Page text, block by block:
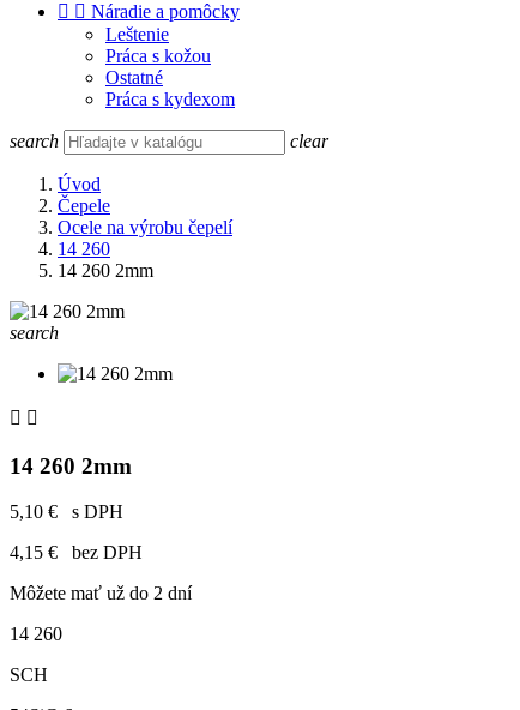
  Náradie a pomôcky
Leštenie
Práca s kožou
Ostatné
Práca s kydexom
search clear
Úvod
Čepele
Ocele na výrobu čepelí
14 260
14 260 2mm
search
 
14 260 2mm
5,10 €
s DPH
4,15 €
bez DPH
Môžete mať už do 2 dní
14 260
SCH